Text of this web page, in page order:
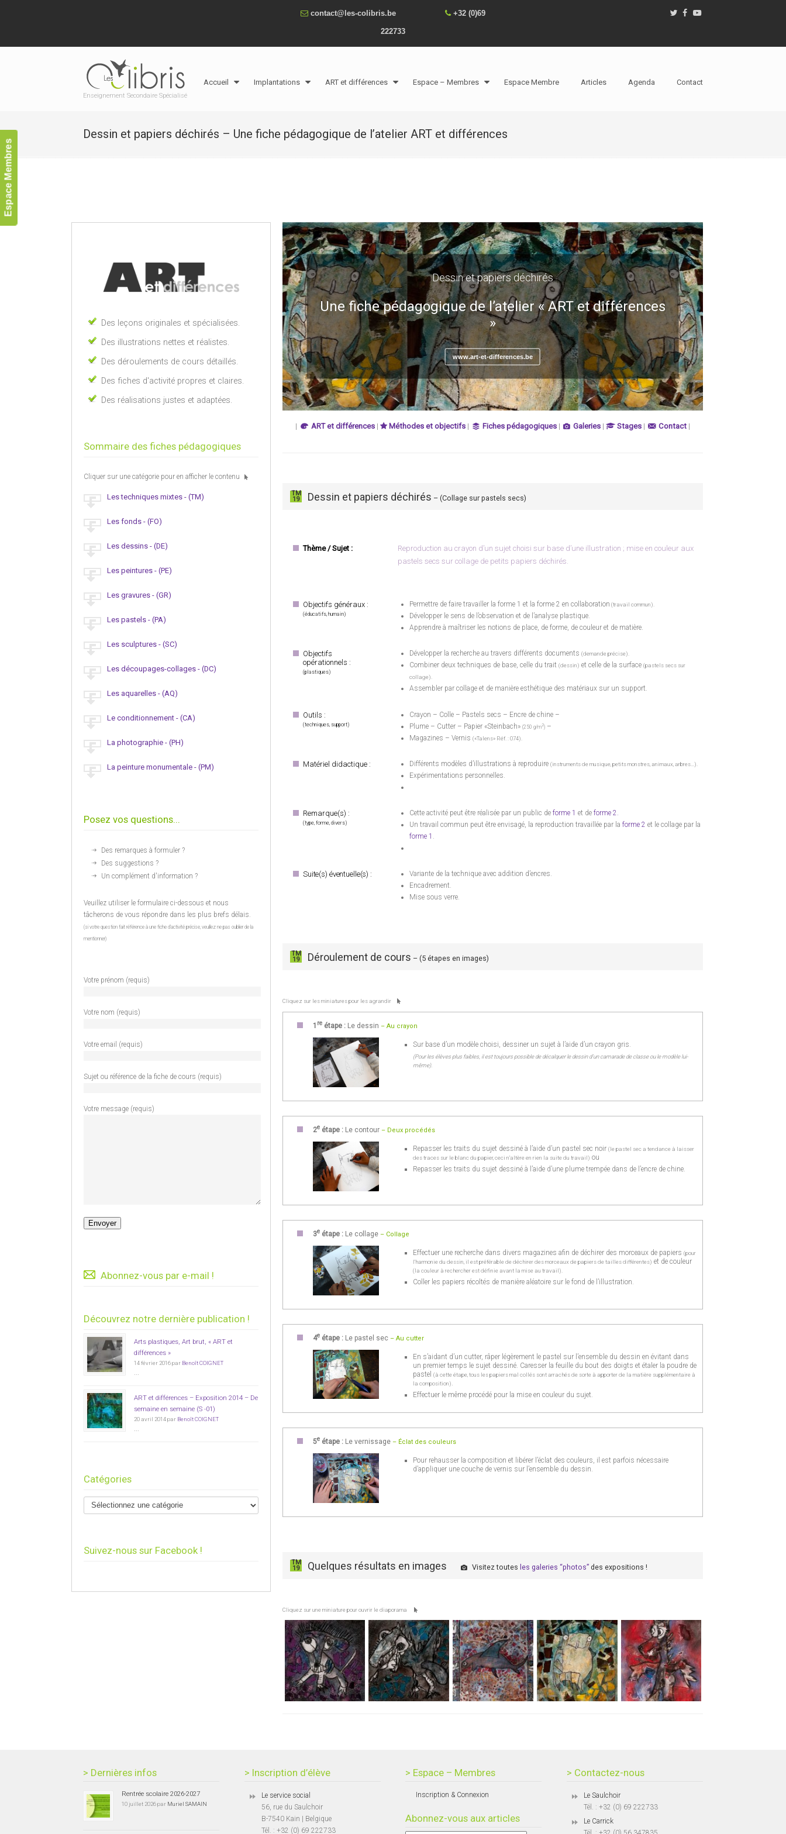
Espace Membres
contact@les-colibris.be +32 (0)69
222733
Enseignement Secondaire Spécialisé
Accueil Implantations ART et différences Espace – Membres Espace Membre Articles Agenda Contact
Dessin et papiers déchirés – Une fiche pédagogique de l’atelier ART et différences
Dessin et papiers déchirés
Une fiche pédagogique de l’atelier « ART et différences
»
www.art-et-differences.be
| ART et différences | Méthodes et objectifs | Fiches pédagogiques| Galeries| Stages| Contact |
TM
19 Dessin et papiers déchirés – (Collage sur pastels secs)
Thème / Sujet :
Reproduction au crayon d’un sujet choisi sur base d’une illustration ; mise en couleur aux
pastels secs sur collage de petits papiers déchirés.
Objectifs généraux :
(éducatifs, humain)
Permettre de faire travailler la forme 1 et la forme 2 en collaboration (travail commun).
Développer le sens de l’observation et de l’analyse plastique.
Apprendre à maîtriser les notions de place, de forme, de couleur et de matière.
Objectifs
opérationnels :
(plastiques)
Développer la recherche au travers différents documents (demande précise).
Combiner deux techniques de base, celle du trait (dessin) et celle de la surface (pastels secs sur
collage).
Assembler par collage et de manière esthétique des matériaux sur un support.
Outils :
(techniques, support)
Crayon – Colle – Pastels secs – Encre de chine –
Plume – Cutter – Papier «Steinbach» (250 g/m2)–
Magazines – Vernis («Talens» Réf. : 074).
Matériel didactique : Différents modèles d’illustrations à reproduire (instruments de musique, petits monstres, animaux, arbres…).
Expérimentations personnelles.
Remarque(s) :
(type, forme, divers)
Cette activité peut être réalisée par un public de forme 1 et de forme 2.
Un travail commun peut être envisagé, la reproduction travaillée par la forme 2 et le collage par la
forme 1 .
Suite(s) éventuelle(s) :
Variante de la technique avec addition d’encres.
Encadrement.
Mise sous verre.
TM
19 Déroulement de cours – (5 étapes en images)
Cliquez sur les miniatures pour les agrandir
1 re étape : Le dessin – Au crayon
Sur base d’un modèle choisi, dessiner un sujet à l’aide d’un crayon gris.
(Pour les élèves plus faibles, il est toujours possible de décalquer le dessin d’un camarade de classe ou le modèle lui-
même).
2e étape : Le contour – Deux procédés
Repasser les traits du sujet dessiné à l’aide d’un pastel sec noir (le pastel sec a tendance à laisser
des traces sur le blanc du papier, ceci n’altère en rien la suite du travail) ou
Repasser les traits du sujet dessiné à l’aide d’une plume trempée dans de l’encre de chine.
3e étape : Le collage – Collage
Effectuer une recherche dans divers magazines afin de déchirer des morceaux de papiers (pour
l’harmonie du dessin, il est préférable de déchirer des morceaux de papiers de tailles différentes) et de couleur
(la couleur à rechercher est définie avant la mise au travail).
Coller les papiers récoltés de manière aléatoire sur le fond de l’illustration.
4e étape : Le pastel sec – Au cutter
En s’aidant d’un cutter, râper légèrement le pastel sur l’ensemble du dessin en évitant dans
un premier temps le sujet dessiné. Caresser la feuille du bout des doigts et étaler la poudre de
pastel (à cette étape, tous les papiers mal collés sont arrachés de sorte à apporter de la matière supplémentaire à
la composition)
Effectuer le même procédé pour la mise en couleur du sujet.
5e étape : Le vernissage – Éclat des couleurs
Pour rehausser la composition et libérer l’éclat des couleurs, il est parfois nécessaire
d’appliquer une couche de vernis sur l’ensemble du dessin.
TM
19 Quelques résultats en images Visitez toutes les galeries “photos” des expositions !
Cliquez sur une miniature pour ouvrir le diaporama
Des leçons originales et spécialisées.
Des illustrations nettes et réalistes.
Des déroulements de cours détaillés.
Des fiches d'activité propres et claires.
Des réalisations justes et adaptées.
Sommaire des fiches pédagogiques
Cliquer sur une catégorie pour en afficher le contenu
Les techniques mixtes - (TM)
Les fonds - (FO)
Les dessins - (DE)
Les peintures - (PE)
Les gravures - (GR)
Les pastels - (PA)
Les sculptures - (SC)
Les découpages-collages - (DC)
Les aquarelles - (AQ)
Le conditionnement - (CA)
La photographie - (PH)
La peinture monumentale - (PM)
Posez vos questions...
Des remarques à formuler ?
Des suggestions ?
Un complément d'information ?
Veuillez utiliser le formulaire ci-dessous et nous
tâcherons de vous répondre dans les plus brefs délais.
(si votre question fait référence à une fiche d'activité précise, veuillez ne pas oublier de la
mentionner)
Votre prénom (requis)
Votre nom (requis)
Votre email (requis)
Sujet ou référence de la fiche de cours (requis)
Votre message (requis)
Abonnez-vous par e-mail !
Découvrez notre dernière publication !
Arts plastiques, Art brut, « ART et
différences »
14 février 2016 par Benoît COIGNET
...
ART et différences – Exposition 2014 – De
semaine en semaine (S -01)
20 avril 2014 par Benoît COIGNET
...
Catégories
Suivez-nous sur Facebook !
> Dernières infos
Rentrée scolaire 2026-2027
10 juillet 2026 par Muriel SAMAIN
> Inscription d’élève
Le service social
56, rue du Saulchoir
B-7540 Kain | Belgique
Tél. : +32 (0) 69 222733
> Espace – Membres
Inscription & Connexion
Abonnez-vous aux articles
> Contactez-nous
Le Saulchoir
Tél. : +32 (0) 69 222733
Le Carrick